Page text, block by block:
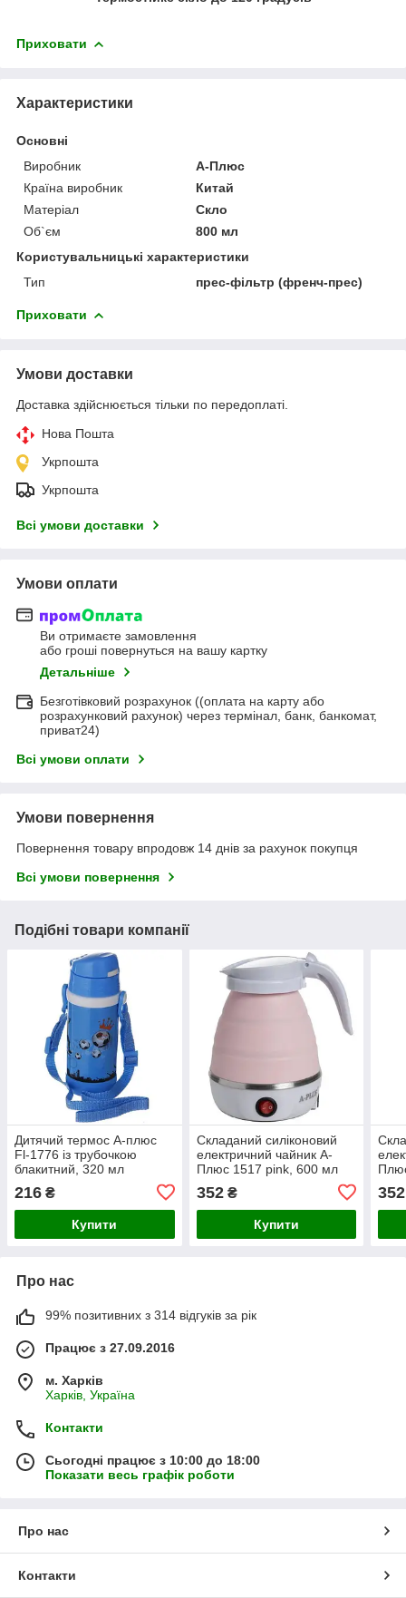
Приховати
Характеристики
Основні
Виробник
А-Плюс
Країна виробник
Китай
Матеріал
Скло
Об`єм
800 мл
Користувальницькі характеристики
Тип
прес-фільтр (френч-прес)
Приховати
Умови доставки
Доставка здійснюється тільки по передоплаті.
Нова Пошта
Укрпошта
Укрпошта
Всі умови доставки
Умови оплати
Ви отримаєте замовлення
або гроші повернуться на вашу картку
Детальніше
Безготівковий розрахунок ((оплата на карту або
розрахунковий рахунок) через термінал, банк, банкомат,
приват24)
Всі умови оплати
Умови повернення
Повернення товару впродовж 14 днів за рахунок покупця
Всі умови повернення
Подібні товари компанії
Дитячий термос А-плюс
Fl-1776 із трубочкою
блакитний, 320 мл
216 ₴
Купити
Складаний силіконовий
електричний чайник А-
Плюс 1517 pink, 600 мл
352₴
Купити
352
Про нас
99% позитивних з 314 відгуків за рік
Працює з 27.09.2016
м. Харків
Харків, Україна
Контакти
Сьогодні працює з 10:00 до 18:00
Показати весь графік роботи
Про нас
Контакти